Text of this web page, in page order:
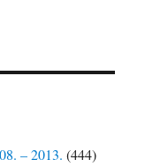
– 2013. (444)